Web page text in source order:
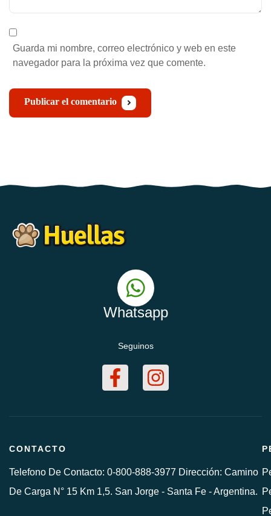
Guarda mi nombre, correo electrónico y web en este
navegador para la próxima vez que comente.
Publicar el comentario
Whatsapp
Seguinos
CONTACTO
Telefono De Contacto: 0-800-888-3977 Dirección: Camino
De Carga N° 15 Km 1,5. San Jorge - Santa Fe - Argentina.